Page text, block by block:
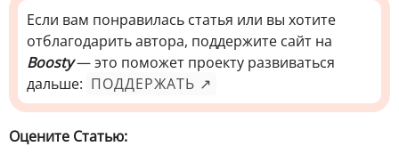
Если вам понравилась статья или вы хотите
отблагодарить автора, поддержите сайт на
Boosty— это поможет проекту развиваться
дальше: ПОДДЕРЖАТЬ ↗
Оцените Статью: